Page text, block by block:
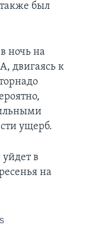
был
ночь на
двигаясь к
ущерб.
в
на